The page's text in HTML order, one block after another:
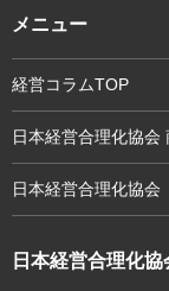
日本経営合理化協
メニュー
経営コラムTOP
日本経営合理化協会
日本経営合理化協会